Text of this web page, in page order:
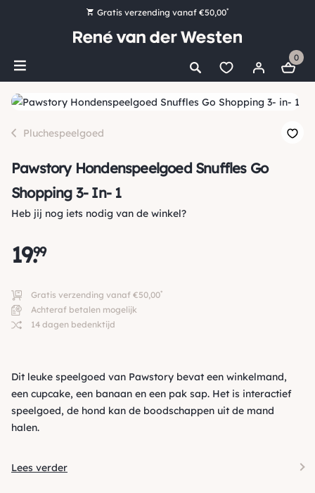
Gratis verzending vanaf €50,00*
Bestel nu, betaal later met Klarna
Ruim 16.000 artikelen op voorraad
0
Pluchespeelgoed
Pawstory Hondenspeelgoed Snuffles Go
Shopping 3- In- 1
Heb jij nog iets nodig van de winkel?
19.
99
Gratis verzending vanaf €50,00*
Achteraf betalen mogelijk
14 dagen bedenktijd
Dit leuke speelgoed van Pawstory bevat een winkelmand,
een cupcake, een banaan en een pak sap. Het is interactief
speelgoed, de hond kan de boodschappen uit de mand
halen.
Lees verder